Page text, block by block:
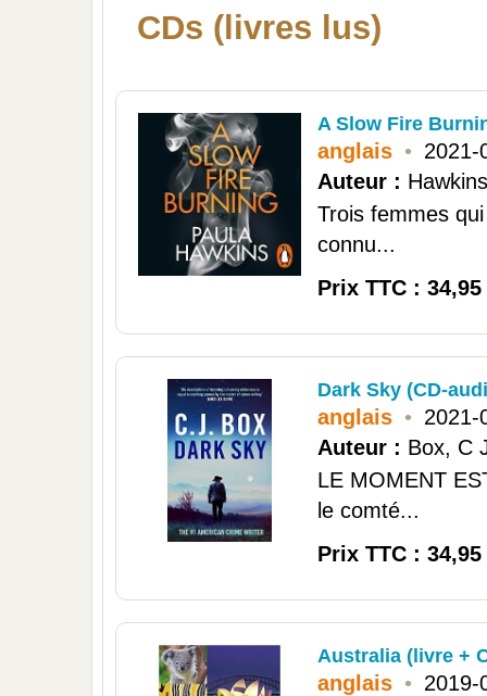
CDs (livres lus)
A Slow Fire
anglais • 2021-
Auteur :
Trois femmes
connu...
Prix TTC : 34,95
Dark Sky (CD-
anglais • 2021-
Auteur : Box, C
LE MOMENT
le comté...
Prix TTC : 34,95
Australia (livre +
anglais • 2019-